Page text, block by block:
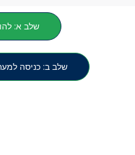
שלב א:
שלב ב: כניסה